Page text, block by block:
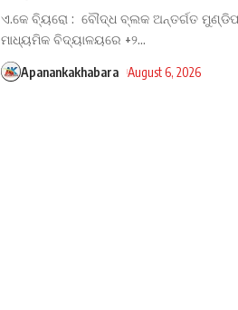
ଏ.କେ ବ୍ୟିରୋ : ବୌଦ୍ଧ ବ୍ଲକ ଅନ୍ତର୍ଗତ
ମାଧ୍ୟମିକ ବିଦ୍ୟାଳୟରେ +୨…
Apanankakhabara August 6, 2026